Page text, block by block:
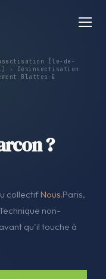
Île-de-
›
Désinsectisation
Blattes &
?
collectifNous.Paris,
non-
qu'il touche à